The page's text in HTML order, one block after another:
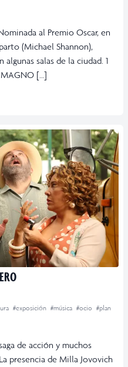
al Premio Oscar, en
(Michael Shannon),
salas de la ciudad. 1
MAGNO […]
#exposición #música #ocio #plan
de acción y muchos
presencia de Milla Jovovich